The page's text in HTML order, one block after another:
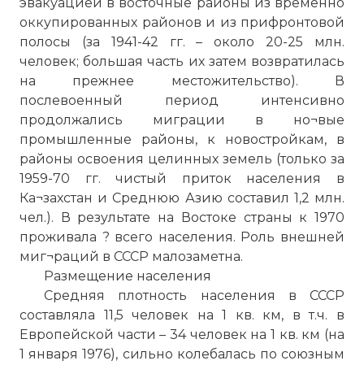
оккупированных районов и из прифронтовой
полосы (за 1941-42 гг. – около 20-25 млн.
человек; большая часть их затем возвратилась
на прежнее местожительство). В
послевоенный период интенсивно
продолжались миграции в но¬вые
промышленные районы, к новостройкам, в
районы освоения целинных земель (только за
1959-70 гг. чистый приток населения в
Ка¬захстан и Среднюю Азию составил 1,2 млн.
чел.). В результате на Востоке страны к 1970
проживала ? всего населения. Роль внешней
миг¬раций в СССР малозаметна.
Размещение населения
Средняя плотность населения в СССР
составляла 11,5 человек на 1 кв. км, в т.ч. в
Европейской части – 34 человек на 1 кв. км (на
1 января 1976), сильно колебалась по союзным